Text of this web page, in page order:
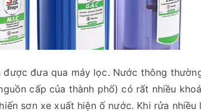
đưa qua máy lọc. Nước thông
cấp của thành phố) có rất nhiều
sơn xe xuất hiện ố nước. Khi rửa nhiều